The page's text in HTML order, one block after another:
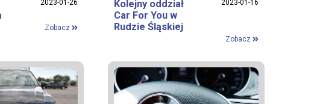
2023-01-26
Zobacz
Kolejny oddział
Car For You w
Rudzie Śląskiej
2023-01-16
Zobacz